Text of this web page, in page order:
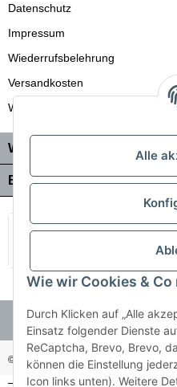
Datenschutz
Impressum
Wiederrufsbelehrung
Versandkosten
Wir liefern auch in die Schweiz
Wo Sie uns finden
Bezahlung & Versand
© Holzner-Trading GmbH&Co KG
Alle
Wie wir Cookies & Co
Durch Klicken auf „Alle
Einsatz folgender Dienste
ReCaptcha, Brevo, Brevo,
können die Einstellung
Icon links unten). Weitere